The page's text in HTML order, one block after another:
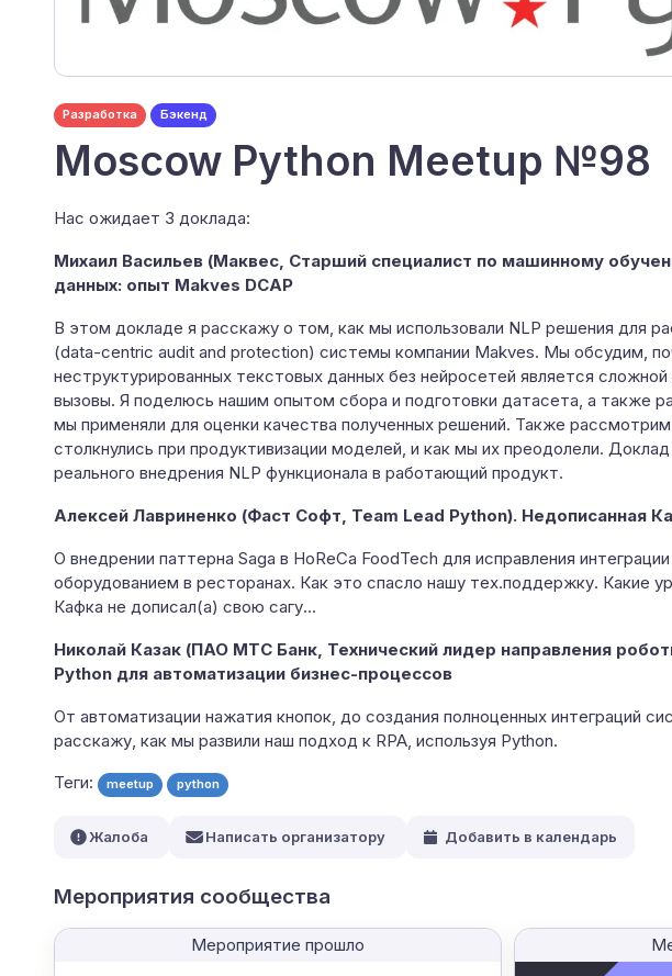
Разработка Бэкенд
Moscow Python Meetup №98
Нас ожидает 3 доклада:
Михаил Васильев (Маквес, Старший специалист по машинному
данных: опыт Makves DCAP
В этом докладе я расскажу о том, как мы использовали NLP решения для
(data-centric audit and protection) системы компании Makves. Мы обсудим,
неструктурированных текстовых данных без нейросетей является
вызовы. Я поделюсь нашим опытом сбора и подготовки датасета, а также
мы применяли для оценки качества полученных решений. Также
столкнулись при продуктивизации моделей, и как мы их преодолели.
реального внедрения NLP функционала в работающий продукт.
Алексей Лавриненко (Фаст Софт, Team Lead Python). Недописанная
О внедрении паттерна Saga в HoReCa FoodTech для исправления
оборудованием в ресторанах. Как это спасло нашу тех.поддержку. Какие
Кафка не дописал(а) свою сагу…
Николай Казак (ПАО МТС Банк, Технический лидер направления
Python для автоматизации бизнес-процессов
От автоматизации нажатия кнопок, до создания полноценных интеграций
расскажу, как мы развили наш подход к RPA, используя Python.
Теги: meetup python
Жалоба Написать организатору Добавить в календарь
Мероприятия сообщества
Мероприятие прошло